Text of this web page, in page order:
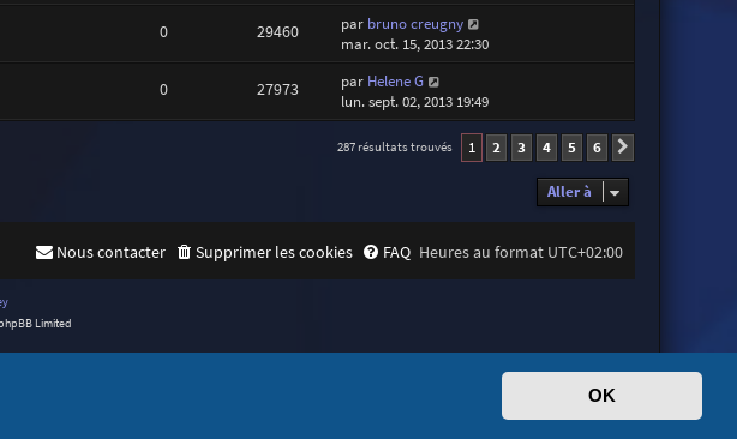
OK
0 29460 par bruno creugny
mar. oct. 15, 2013 22:30
0 27973 par Helene G
lun. sept. 02, 2013 19:49
287 résultats trouvés 1 2 3 4 5 6
Aller à
Heures au format UTC+02:00
FAQ
Supprimer les cookies
Nous contacter
Limited